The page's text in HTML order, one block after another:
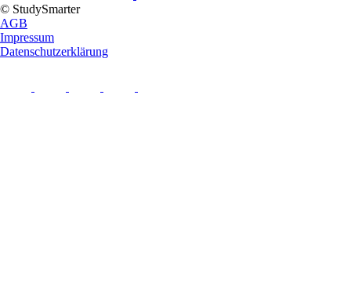
© StudySmarter
AGB
Impressum
Datenschutzerklärung